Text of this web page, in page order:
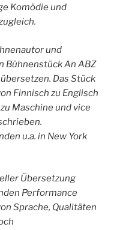
Komödie und
und
Bühnenstück An ABZ
Das Stück
Finnisch zu Englisch
Maschine und vice
u.a. in New York
Übersetzung
Performance
Sprache, Qualitäten